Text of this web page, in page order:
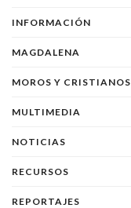
INFORMACIÓN
MAGDALENA
MOROS Y CRISTIANOS
MULTIMEDIA
NOTICIAS
RECURSOS
REPORTAJES